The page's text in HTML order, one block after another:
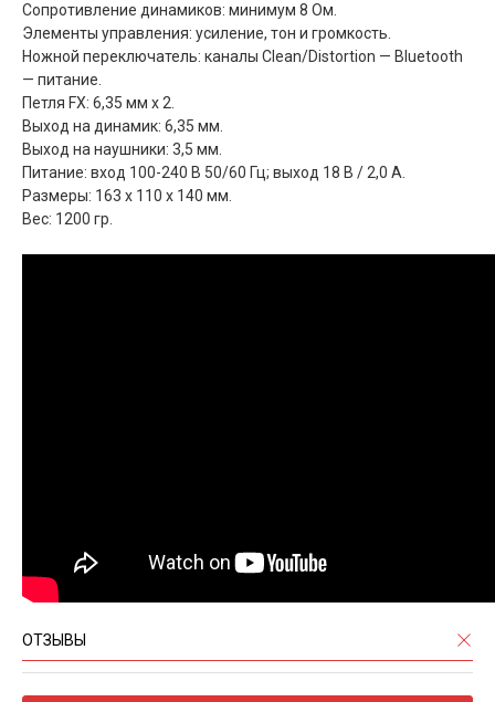
Сопротивление динамиков: минимум 8 Ом.
Элементы управления: усиление, тон и громкость.
Ножной переключатель: каналы Clean/Distortion — Bluetooth
— питание.
Петля FX: 6,35 мм х 2.
Выход на динамик: 6,35 мм.
Выход на наушники: 3,5 мм.
Питание: вход 100-240 В 50/60 Гц; выход 18 В / 2,0 А.
Размеры: 163 х 110 х 140 мм.
Вес: 1200 гр.
ОТЗЫВЫ